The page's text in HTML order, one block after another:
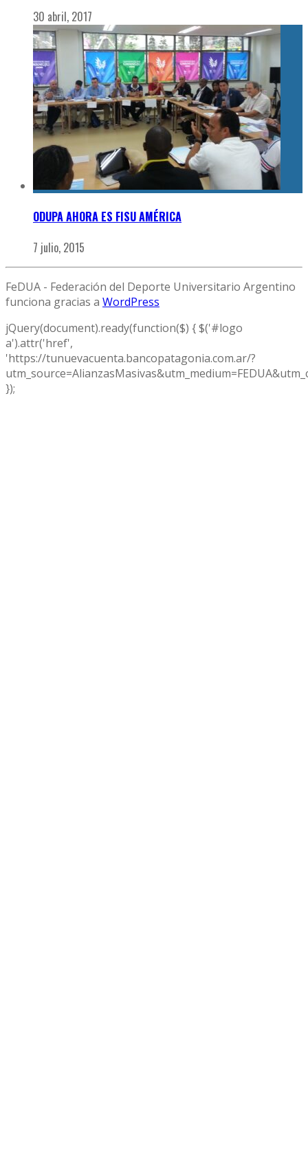
30 abril, 2017
ODUPA AHORA ES FISU AMÉRICA
7 julio, 2015
FeDUA - Federación del Deporte Universitario Argentino
funciona gracias a WordPress
jQuery(document).ready(function($) { $('#logo
a').attr('href',
'https://tunuevacuenta.bancopatagonia.com.ar/?
});